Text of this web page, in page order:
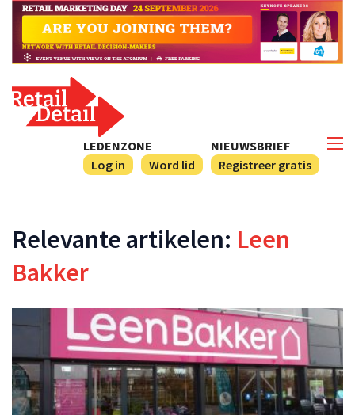
NIEUWSBRIEF
Registreer gratis
LEDENZONE
Log in
Word lid
Relevante artikelen: Leen
Bakker